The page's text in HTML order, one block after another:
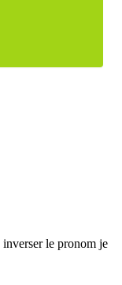
inverser le pronom je